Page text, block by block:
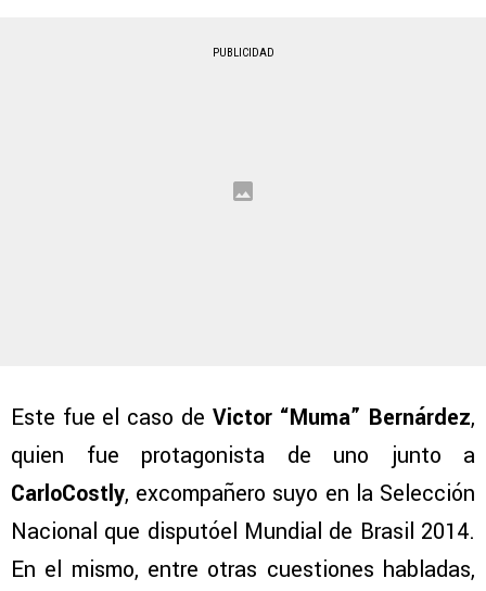
PUBLICIDAD
Este fue el caso de Victor “Muma” Bernárdez,
quien fue protagonista de uno junto a
CarloCostly, excompañero suyo en la Selección
Nacional que disputóel Mundial de Brasil 2014.
En el mismo, entre otras cuestiones habladas,